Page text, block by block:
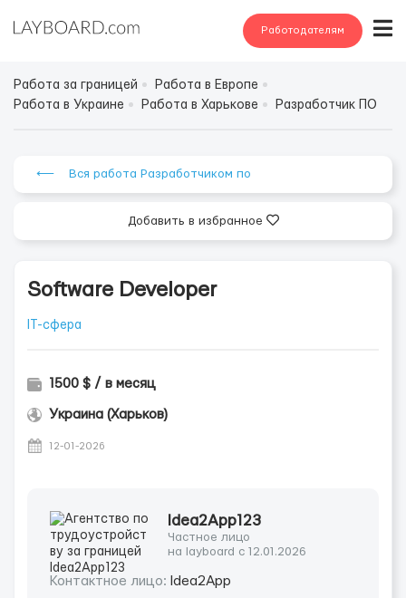
Работодателям
Работа за границей
Работа в Европе
Работа в Украине
Работа в Харькове Разработчик ПО
⟵ Вся работа Разработчиком по
Добавить в избранное
Software Developer
IT-сфера
1500 $ / в месяц
Украина (Харьков)
12-01-2026
Idea2App123
Частное лицо
на layboard с 12.01.2026
Контактное лицо: Idea2App